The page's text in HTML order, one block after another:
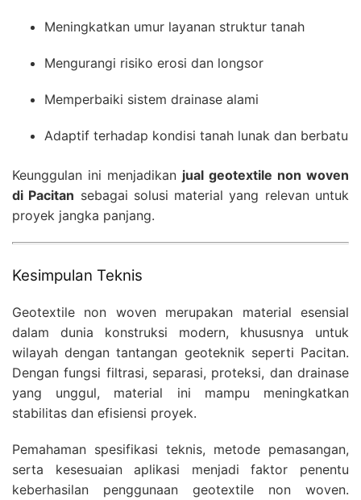
Meningkatkan umur layanan struktur tanah
Mengurangi risiko erosi dan longsor
Memperbaiki sistem drainase alami
Adaptif terhadap kondisi tanah lunak dan berbatu
Keunggulan ini menjadikan jual geotextile non woven
di Pacitan sebagai solusi material yang relevan untuk
proyek jangka panjang.
Kesimpulan Teknis
Geotextile non woven merupakan material esensial
dalam dunia konstruksi modern, khususnya untuk
wilayah dengan tantangan geoteknik seperti Pacitan.
Dengan fungsi filtrasi, separasi, proteksi, dan drainase
yang unggul, material ini mampu meningkatkan
stabilitas dan efisiensi proyek.
Pemahaman spesifikasi teknis, metode pemasangan,
serta kesesuaian aplikasi menjadi faktor penentu
keberhasilan penggunaan geotextile non woven.